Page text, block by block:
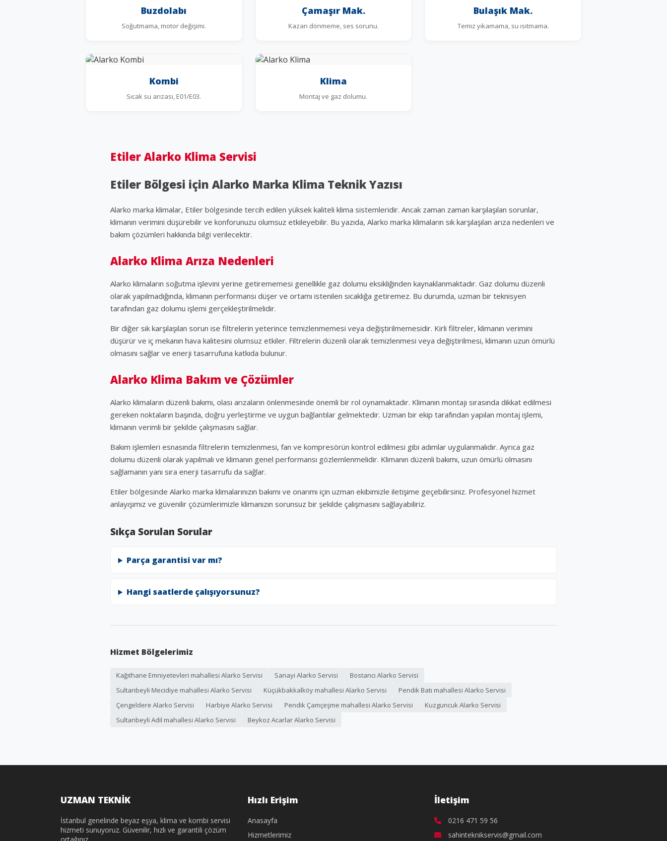
Buzdolabı
Soğutmama, motor değişimi.
Çamaşır Mak.
Kazan dönmeme, ses sorunu.
Bulaşık Mak.
Temiz yıkamama, su ısıtmama.
Kombi
Sıcak su arızası, E01/E03.
Klima
Montaj ve gaz dolumu.
Etiler Alarko Klima Servisi
Etiler Bölgesi için Alarko Marka Klima Teknik Yazısı
Alarko marka klimalar, Etiler bölgesinde tercih edilen yüksek kaliteli klima sistemleridir. Ancak zaman zaman karşılaşılan sorunlar,
klimanın verimini düşürebilir ve konforunuzu olumsuz etkileyebilir. Bu yazıda, Alarko marka klimaların sık karşılaşılan arıza nedenleri ve
bakım çözümleri hakkında bilgi verilecektir.
Alarko Klima Arıza Nedenleri
Alarko klimaların soğutma işlevini yerine getirememesi genellikle gaz dolumu eksikliğinden kaynaklanmaktadır. Gaz dolumu düzenli
olarak yapılmadığında, klimanın performansı düşer ve ortamı istenilen sıcaklığa getiremez. Bu durumda, uzman bir teknisyen
tarafından gaz dolumu işlemi gerçekleştirilmelidir.
Bir diğer sık karşılaşılan sorun ise filtrelerin yeterince temizlenmemesi veya değiştirilmemesidir. Kirli filtreler, klimanın verimini
düşürür ve iç mekanın hava kalitesini olumsuz etkiler. Filtrelerin düzenli olarak temizlenmesi veya değiştirilmesi, klimanın uzun ömürlü
olmasını sağlar ve enerji tasarrufuna katkıda bulunur.
Alarko Klima Bakım ve Çözümler
Alarko klimaların düzenli bakımı, olası arızaların önlenmesinde önemli bir rol oynamaktadır. Klimanın montajı sırasında dikkat edilmesi
gereken noktaların başında, doğru yerleştirme ve uygun bağlantılar gelmektedir. Uzman bir ekip tarafından yapılan montaj işlemi,
klimanın verimli bir şekilde çalışmasını sağlar.
Bakım işlemleri esnasında filtrelerin temizlenmesi, fan ve kompresörün kontrol edilmesi gibi adımlar uygulanmalıdır. Ayrıca gaz
dolumu düzenli olarak yapılmalı ve klimanın genel performansı gözlemlenmelidir. Klimanın düzenli bakımı, uzun ömürlü olmasını
sağlamanın yanı sıra enerji tasarrufu da sağlar.
Etiler bölgesinde Alarko marka klimalarınızın bakımı ve onarımı için uzman ekibimizle iletişime geçebilirsiniz. Profesyonel hizmet
anlayışımız ve güvenilir çözümlerimizle klimanızın sorunsuz bir şekilde çalışmasını sağlayabiliriz.
Sıkça Sorulan Sorular
Parça garantisi var mı?
Hangi saatlerde çalışıyorsunuz?
Hizmet Bölgelerimiz
Kağıthane Emniyetevleri mahallesi Alarko Servisi Sanayi Alarko Servisi
Bostancı Alarko Servisi
Sultanbeyli Mecidiye mahallesi Alarko Servisi
Küçükbakkalköy mahallesi Alarko Servisi
Pendik Batı mahallesi Alarko Servisi
Çengeldere Alarko Servisi
Harbiye Alarko Servisi Pendik Çamçeşme mahallesi Alarko Servisi
Kuzguncuk Alarko Servisi
Sultanbeyli Adil mahallesi Alarko Servisi
Beykoz Acarlar Alarko Servisi
UZMAN TEKNİK
İstanbul genelinde beyaz eşya, klima ve kombi servisi
hizmeti sunuyoruz. Güvenilir, hızlı ve garantili çözüm
Hızlı Erişim
Anasayfa
Hizmetlerimiz
İletişim
0216 471 59 56
sahinteknikservis@gmail.com